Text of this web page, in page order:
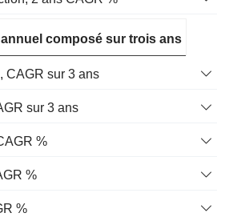
composé sur trois ans
CAGR sur 3 ans
sur 3 ans
%
%
%